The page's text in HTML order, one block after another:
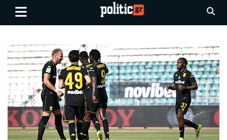
Skip
Ειδήσεις απο τη
Θεσσαλονίκη, την Ελλάδα και
όλο τον Κόσμο
politic.gr